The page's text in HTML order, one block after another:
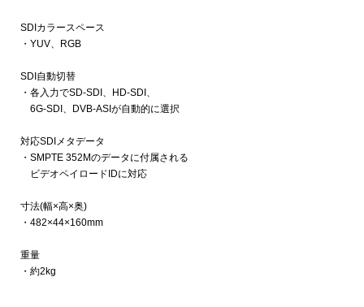
SDIカラースペース
・YUV、RGB
SDI自動切替
・各入力でSD-SDI、HD-SDI、
6G-SDI、DVB-ASIが自動的に選択
対応SDIメタデータ
・SMPTE 352Mのデータに付属される
ビデオペイロードIDに対応
寸法(幅×高×奥)
・482×44×160mm
重量
・約2kg